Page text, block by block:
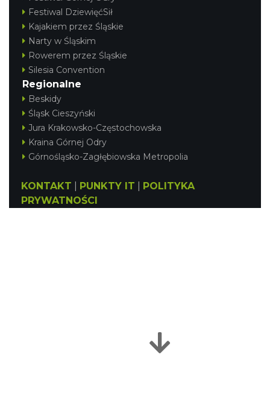
Festiwal DziewięćSił
Kajakiem przez Śląskie
Narty w Śląskim
Rowerem przez Śląskie
Silesia Convention
Regionalne
Beskidy
Śląsk Cieszyński
Jura Krakowsko-Częstochowska
Kraina Górnej Odry
Górnośląsko-Zagłębiowska Metropolia
KONTAKT PUNKTY IT
POLITYKA
PRYWATNOŚCI